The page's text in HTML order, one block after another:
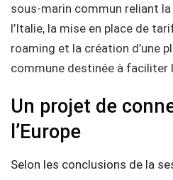
sous-marin commun reliant la
l’Italie, la mise en place de
roaming et la création d’une
commune destinée à faciliter
Un projet de
l’Europe
Selon les conclusions de la